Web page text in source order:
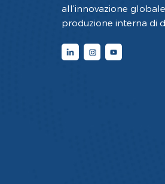
all'innovazione
produzione interna di
la diagnostica e la